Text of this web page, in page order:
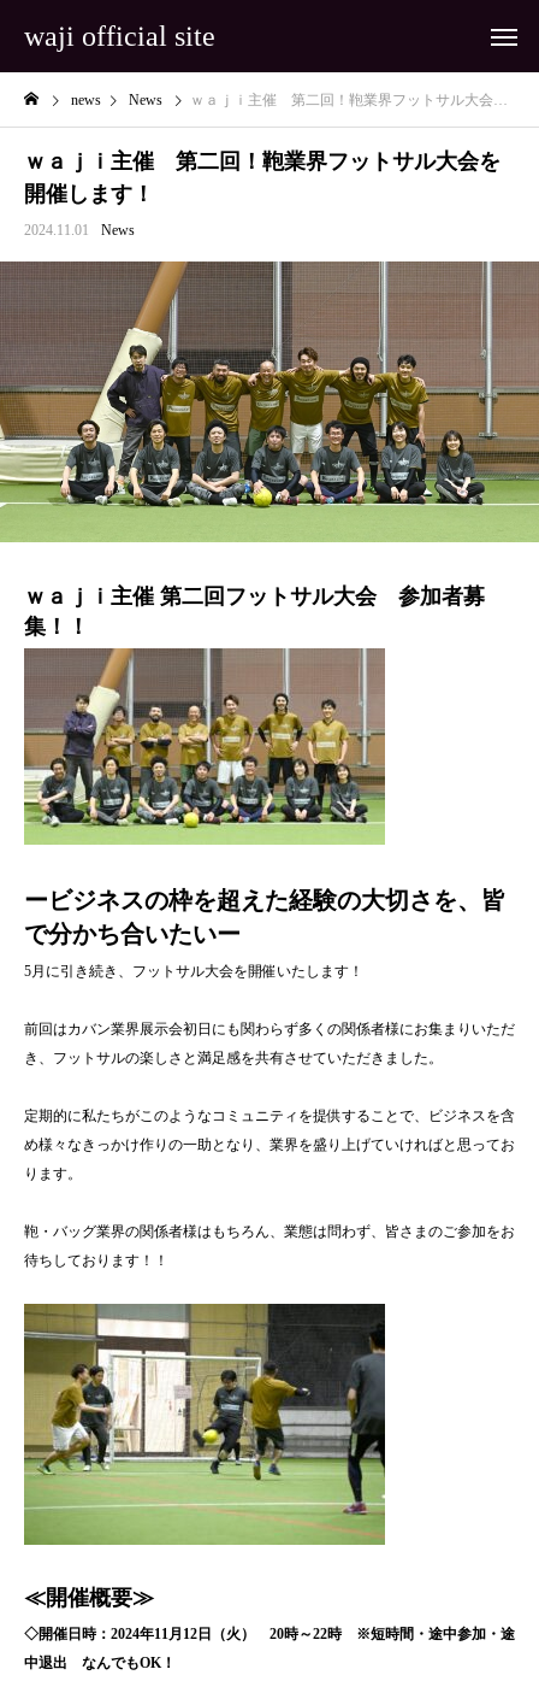
waji official site
news News ｗａｊｉ主催 第二回！鞄業界フットサル大会を開催します！
ｗａｊｉ主催 第二回！鞄業界フットサル大会を
開催します！
2024.11.01 News
ｗａｊｉ主催 第二回フットサル大会 参加者募
集！！
ービジネスの枠を超えた経験の大切さを、皆
で分かち合いたいー
5月に引き続き、フットサル大会を開催いたします！
前回はカバン業界展示会初日にも関わらず多くの関係者様にお集まりいただ
き、フットサルの楽しさと満足感を共有させていただきました。
定期的に私たちがこのようなコミュニティを提供することで、ビジネスを含
め様々なきっかけ作りの一助となり、業界を盛り上げていければと思ってお
ります。
鞄・バッグ業界の関係者様はもちろん、業態は問わず、皆さまのご参加をお
待ちしております！！
≪開催概要≫
◇開催日時：2024年11月12日（火） 20時～22時 ※短時間・途中参加・途
中退出 なんでもOK！